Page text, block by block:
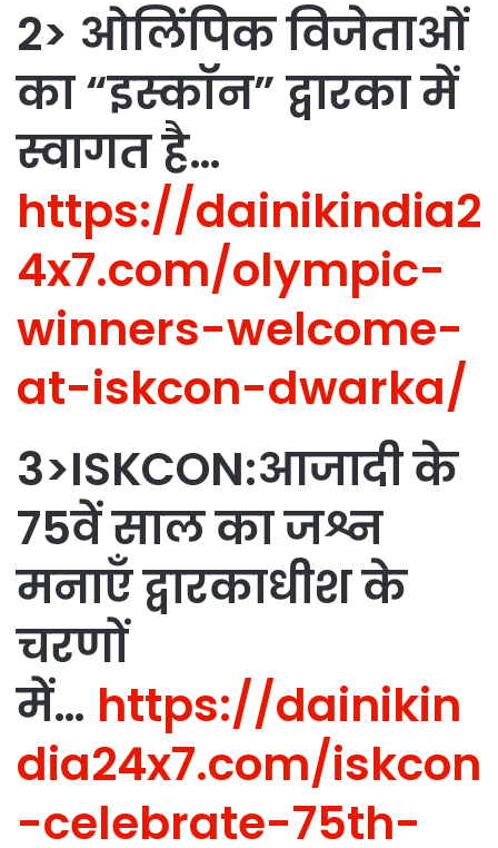
2> ओलिंपिक विजेताओं
का “इस्कॉन” द्वारका में
स्वागत है…
https://dainikindia2
4x7.com/olympic-
winners-welcome-
at-iskcon-dwarka/
3>ISKCON:आजादी के
75वें साल का जश्न
मनाएँ द्वारकाधीश के
चरणों
में… https://dainikin
dia24x7.com/iskcon
-celebrate-75th-